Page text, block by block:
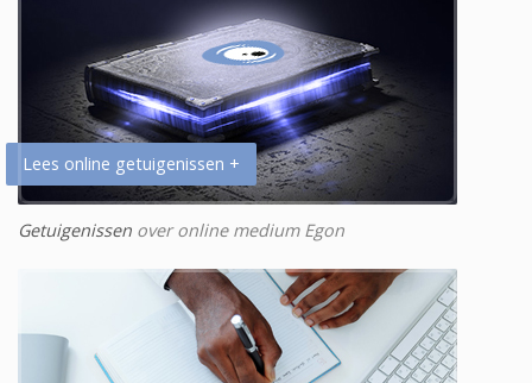
Lees online getuigenissen +
Getuigenissen over online medium Egon